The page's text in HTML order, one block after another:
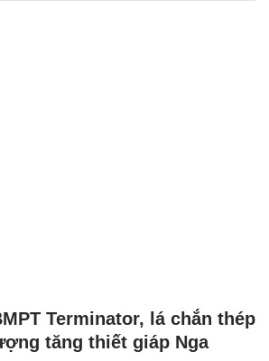
Terminator, lá chắn thép
tăng thiết giáp Nga